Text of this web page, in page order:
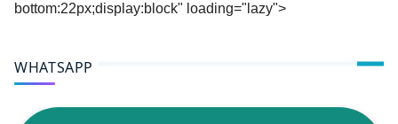
bottom:22px;display:block" loading="lazy">
WHATSAPP